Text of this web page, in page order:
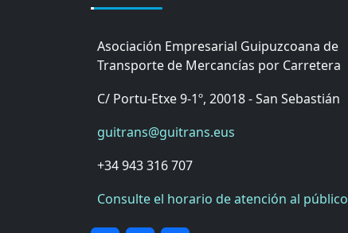
Asociación Empresarial Guipuzcoana de
Transporte de Mercancías por Carretera
C/ Portu-Etxe 9-1º, 20018 - San Sebastián
guitrans@guitrans.eus
+34 943 316 707
Consulte el horario de atención al público